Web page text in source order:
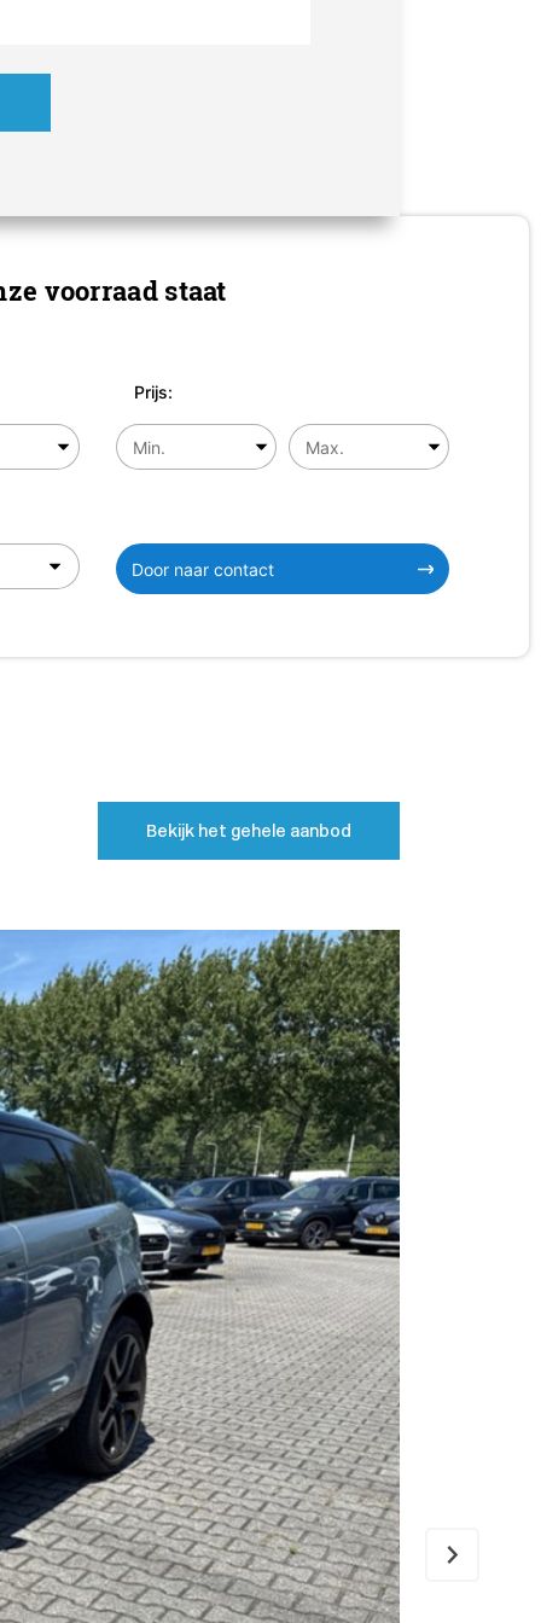
voorraad staat
Prijs:
Door naar contact
Bekijk het gehele aanbod